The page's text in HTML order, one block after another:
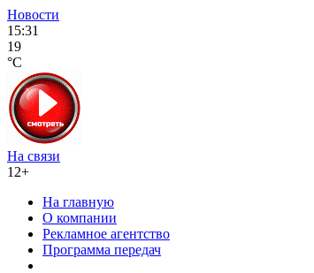
Новости
15:31
19
°C
На связи
12+
На главную
О компании
Рекламное агентство
Программа передач